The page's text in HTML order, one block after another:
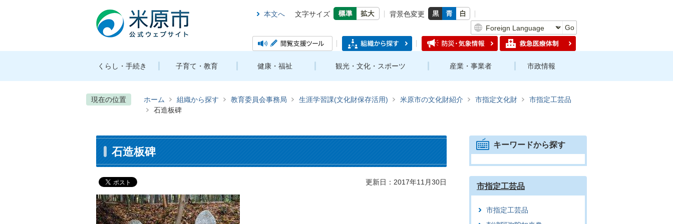
本文へ 文字サイズ
背景色変更
Go
くらし・手続き 子育て・教育 健康・福祉 観光・文化・スポーツ 産業・事業者 市政情報
現在の位置 ホーム 組織から探す 教育委員会事務局 生涯学習課(文化財保存活用) 米原市の文化財紹介 市指定文化財
市指定工芸品
石造板碑
石造板碑
更新日：2017年11月30日
キーワードから探す
市指定工芸品
市指定工芸品